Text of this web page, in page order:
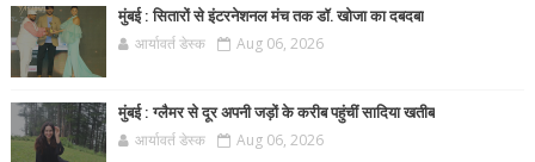
मुंबई : सितारों से इंटरनेशनल मंच तक डॉ. खोजा का दबदबा
आर्यावर्त डेस्क Aug 06, 2026
मुंबई : ग्लैमर से दूर अपनी जड़ों के करीब पहुंचीं सादिया खतीब
आर्यावर्त डेस्क Aug 06, 2026